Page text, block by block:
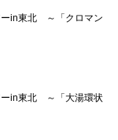
ーin東北 ～「クロマン
ーin東北 ～「大湯環状